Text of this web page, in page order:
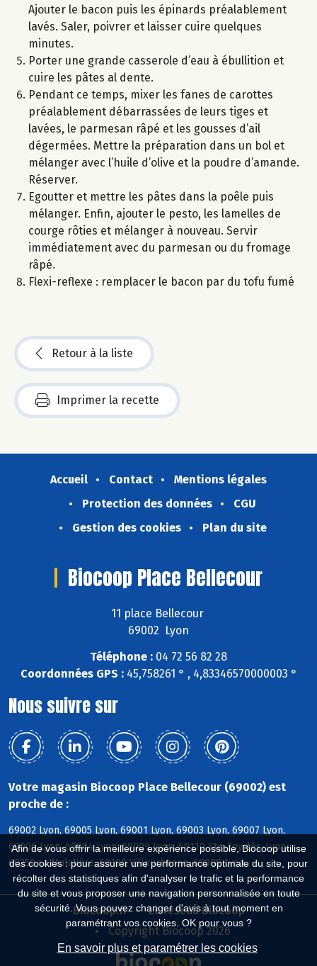
Afin de vous offrir la meilleure expérience possible, Biocoop utilise
des cookies : pour assurer une performance optimale du site, pour
récolter des statistiques afin d'analyser le trafic et la performance
du site et vous proposer une navigation personnalisée en toute
sécurité. Vous pouvez changer d'avis à tout moment en
paramétrant vos cookies. OK pour vous ?
En savoir plus et paramétrer les cookies
Ajouter le bacon puis les épinards préalablement
lavés. Saler, poivrer et laisser cuire quelques
minutes.
Porter une grande casserole d’eau à ébullition et
cuire les pâtes al dente.
Pendant ce temps, mixer les fanes de carottes
préalablement débarrassées de leurs tiges et
lavées, le parmesan râpé et les gousses d’ail
dégermées. Mettre la préparation dans un bol et
mélanger avec l’huile d’olive et la poudre d’amande.
Réserver.
Egoutter et mettre les pâtes dans la poêle puis
mélanger. Enfin, ajouter le pesto, les lamelles de
courge rôties et mélanger à nouveau. Servir
immédiatement avec du parmesan ou du fromage
râpé.
Flexi-reflexe : remplacer le bacon par du tofu fumé
Retour à la liste
Imprimer la recette
Accueil Contact
Mentions légales
Protection des données
CGU
Gestion des cookies
Plan du site
Biocoop Place Bellecour
11 place Bellecour
69002 Lyon
Téléphone : 04 72 56 82 28
Coordonnées GPS :45,758261 ° , 4,83346570000003 °
Nous suivre sur
Votre magasin Biocoop Place Bellecour (69002) est
proche de :
69002 Lyon, 69005 Lyon, 69001 Lyon, 69003 Lyon, 69007 Lyon,
69006 Lyon, 69004 Lyon, 69009 Lyon, 69110 Ste-Foy-lès-Lyon,
69350 La Mulatière, 69100 Villeurbanne, 69008 Lyon
Biocoop.fr
Le réseau Biocoop
Copyright Biocoop 2026